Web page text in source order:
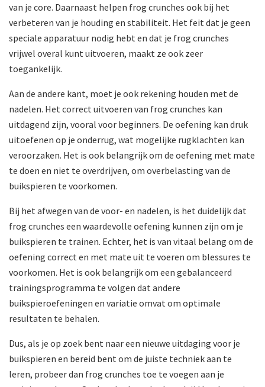
van je core. Daarnaast helpen frog crunches ook bij het
verbeteren van je houding en stabiliteit. Het feit dat je geen
speciale apparatuur nodig hebt en dat je frog crunches
vrijwel overal kunt uitvoeren, maakt ze ook zeer
toegankelijk.
Aan de andere kant, moet je ook rekening houden met de
nadelen. Het correct uitvoeren van frog crunches kan
uitdagend zijn, vooral voor beginners. De oefening kan druk
uitoefenen op je onderrug, wat mogelijke rugklachten kan
veroorzaken. Het is ook belangrijk om de oefening met mate
te doen en niet te overdrijven, om overbelasting van de
buikspieren te voorkomen.
Bij het afwegen van de voor- en nadelen, is het duidelijk dat
frog crunches een waardevolle oefening kunnen zijn om je
buikspieren te trainen. Echter, het is van vitaal belang om de
oefening correct en met mate uit te voeren om blessures te
voorkomen. Het is ook belangrijk om een gebalanceerd
trainingsprogramma te volgen dat andere
buikspieroefeningen en variatie omvat om optimale
resultaten te behalen.
Dus, als je op zoek bent naar een nieuwe uitdaging voor je
buikspieren en bereid bent om de juiste techniek aan te
leren, probeer dan frog crunches toe te voegen aan je